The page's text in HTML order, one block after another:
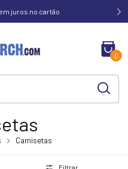
juros no cartão
0
Camisetas
Filtrar